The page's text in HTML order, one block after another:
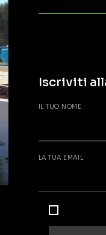
Iscriviti
IL TUO NOME
LA TUA EMAIL